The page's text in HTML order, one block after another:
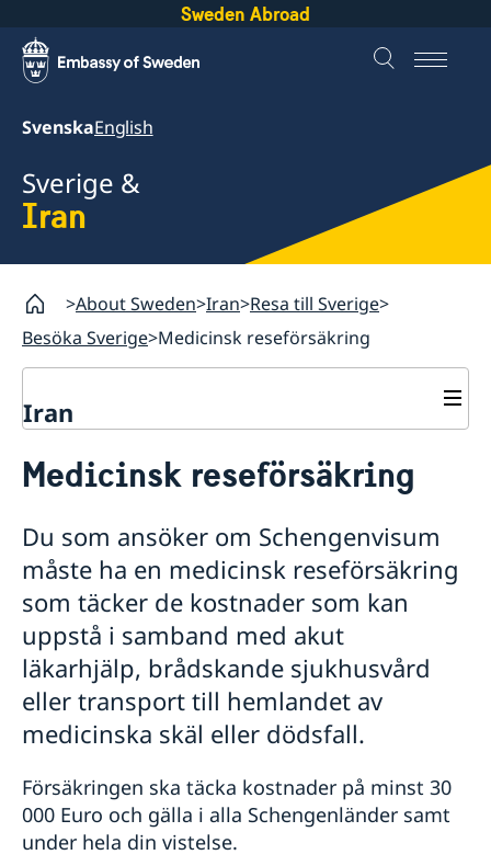
Sweden Abroad
SvenskaEnglish
Sverige &
Iran
About Sweden Iran Resa till Sverige
Besöka Sverige Medicinsk reseförsäkring
Iran
Boka tid
Allmän information Schengenvisum
Dokument som krävs
Besöka släkt och vänner
Affärsbesök/Konferens
Officiell tjänsteresa
Sport- och kulturbesök
Turistbesök
Minderåriga (Under 18 år)
Medicinsk reseförsäkring
Om din ansökan beviljas
Överklaga
Besök släkt och vänner längre än 90 dagar
FAQ
Flytta till någon i Sverige
Studera i Sverige
Arbeta i Sverige
EU-familjemedlemmar
Uppehållstillståndskort
Avgifter
Medicinsk reseförsäkring
Du som ansöker om Schengenvisum
måste ha en medicinsk reseförsäkring
som täcker de kostnader som kan
uppstå i samband med akut
läkarhjälp, brådskande sjukhusvård
eller transport till hemlandet av
medicinska skäl eller dödsfall.
Försäkringen ska täcka kostnader på minst 30
000 Euro och gälla i alla Schengenländer samt
under hela din vistelse.